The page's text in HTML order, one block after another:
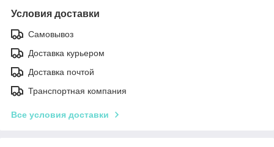
Условия доставки
Самовывоз
Доставка курьером
Доставка почтой
Транспортная компания
Все условия доставки